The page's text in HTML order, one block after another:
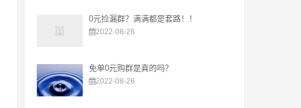
0元捡漏群？满满都是套路！！
2022-08-26
免单0元购群是真的吗？
2022-08-26